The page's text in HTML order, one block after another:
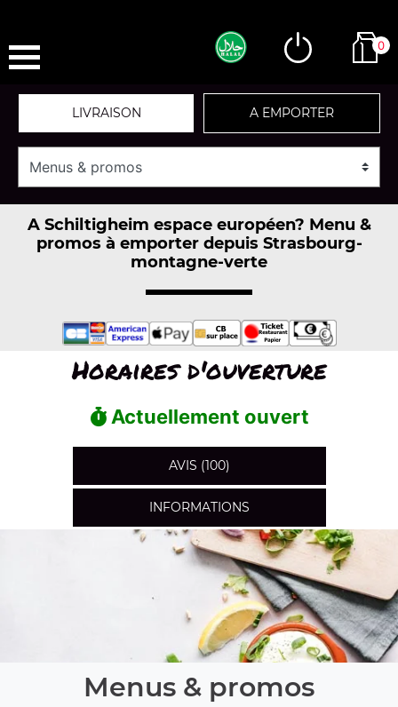
0
LIVRAISON A EMPORTER
A Schiltigheim espace européen? Menu &
promos à emporter depuis Strasbourg-
montagne-verte
Horaires d'ouverture
Actuellement ouvert
AVIS (100)
INFORMATIONS
Menus & promos